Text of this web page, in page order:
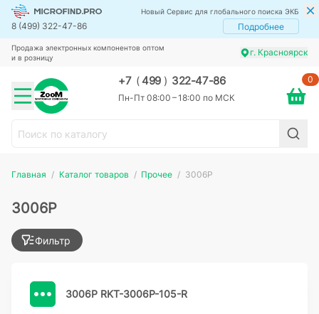
Новый Сервис для глобального поиска ЭКБ
8 (499) 322-47-86 Подробнее
Продажа электронных компонентов оптом
и в розницу
г. Красноярск
+7 (499 ) 322-47-86
Пн-Пт 08:00 – 18:00 по МСК
0
Главная Каталог товаров Прочее 3006P
3006P
Фильтр
3006P RKT-3006P-105-R